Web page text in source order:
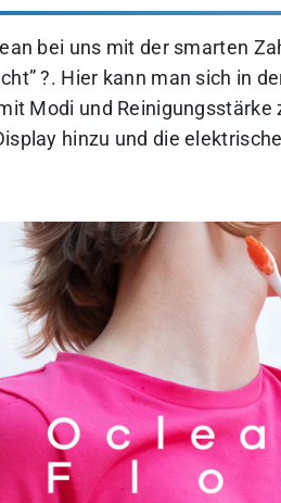
bei uns mit der smarten
?. Hier kann man sich in
Modi und
hinzu und die